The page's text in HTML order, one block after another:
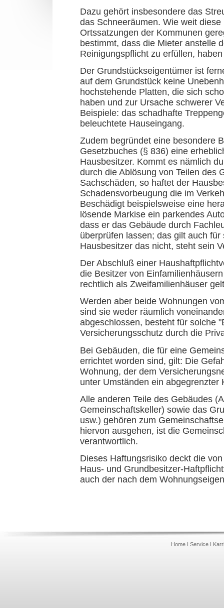
Dazu gehört insbesondere das
das Schneeräumen. Wie weit
Ortssatzungen der Kommunen
bestimmt, dass die Mieter anstelle
Reinigungspflicht zu erfüllen,
Der Grundstückseigentümer ist
auf dem Grundstück keine
hochstehende Platten, die sich
haben und zur Ursache schwerer
Beispiele: das schadhafte
beleuchtete Hauseingang.
Zudem begründet eine besondere
Gesetzbuches (§ 836) eine
Hausbesitzer. Kommt es nämlich
durch die Ablösung von Teilen des
Sachschäden, so haftet der
Schadensvorbeugung die im
Beschädigt beispielsweise eine
lösende Markise ein parkendes
dass er das Gebäude durch
überprüfen lassen; das gilt auch
Hausbesitzer das nicht, steht sein
Der Abschluß einer
die Besitzer von
rechtlich als Zweifamilienhäuser
Werden aber beide Wohnungen
sind sie weder räumlich
abgeschlossen, besteht für solche
Versicherungsschutz durch die
Bei Gebäuden, die für eine
errichtet worden sind, gilt: Die
Wohnung, der dem
unter Umständen ein abgegrenzter
Alle anderen Teile des Gebäudes
Gemeinschaftskeller) sowie das
usw.) gehören zum
hiervon ausgehen, ist die
verantwortlich.
Dieses Haftungsrisiko deckt die
Haus- und Grundbesitzer-
auch der nach dem
Home ServiceI